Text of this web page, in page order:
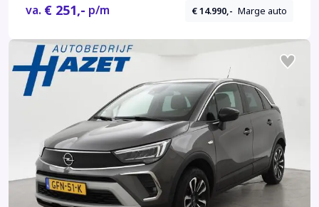
va. € 251,- p/m € 14.990,- Marge auto